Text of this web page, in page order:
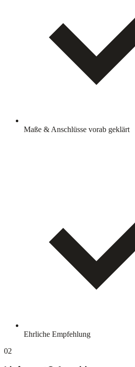
Maße & Anschlüsse vorab geklärt
Ehrliche Empfehlung
02